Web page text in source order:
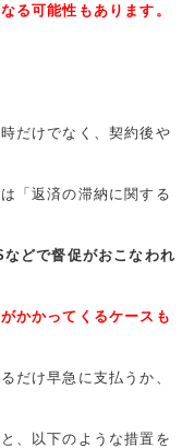
る可能性もあります。
だけでなく、契約後や
「返済の滞納に関する
どで督促がおこなわれ
かかってくるケースも
だけ早急に支払うか、
、以下のような措置を